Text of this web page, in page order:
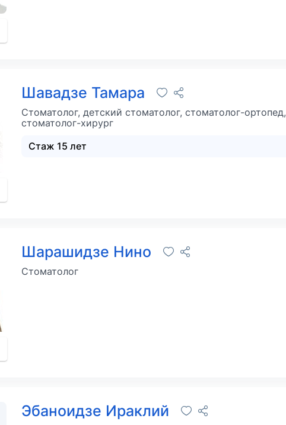
Шавадзе Тамара
Стоматолог, детский стоматолог, стоматолог-ортопед,
стоматолог-хирург
Стаж 15 лет
Шарашидзе Нино
Стоматолог
Эбаноидзе Ираклий